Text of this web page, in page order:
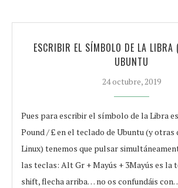
ESCRIBIR EL SÍMBOLO DE LA
UBUNTU
24 octubre, 2019
Pues para escribir el símbolo de la Libra
Pound / £ en el teclado de Ubuntu (y otras
Linux) tenemos que pulsar
las teclas: Alt Gr + Mayús + 3Mayús es la
shift, flecha arriba… no os confundáis